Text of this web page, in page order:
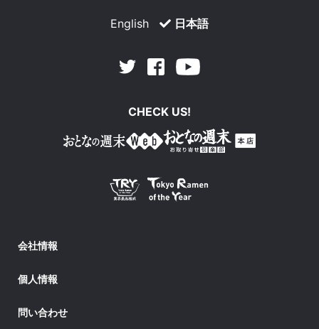
English 日本語
Twitter Facebook
CHECK US!
会社情報
個人情報
問い合わせ